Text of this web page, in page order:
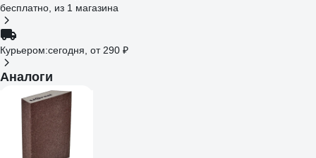
бесплатно , из 1 магазина
Курьером:сегодня, от 290 ₽
Аналоги